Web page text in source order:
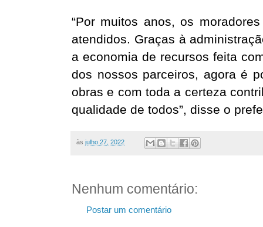
“Por muitos anos, os
atendidos. Graças à
a economia de recursos feita
dos nossos parceiros, agora é
obras e com toda a certeza
qualidade de todos”, disse o
às julho 27, 2022
Nenhum comentário:
Postar um comentário